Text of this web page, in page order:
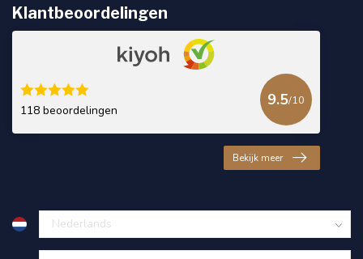
Klantbeoordelingen
118 beoordelingen
9.5/10
Bekijk meer